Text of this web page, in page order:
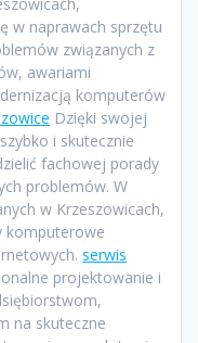
w naprawach sprzętu
związanych z
awariami
komputerów
Dzięki swojej
i skutecznie
fachowej porady
problemów. W
w Krzeszowicach,
komputerowe
serwis
projektowanie i
na skuteczne